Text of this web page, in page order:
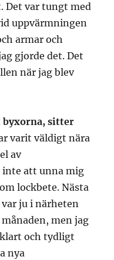
Det var tungt med
uppvärmningen
armar och
gjorde det. Det
när jag blev
byxorna, sitter
varit väldigt nära
av
att unna mig
lockbete. Nästa
ju i närheten
men jag
och tydligt
nya